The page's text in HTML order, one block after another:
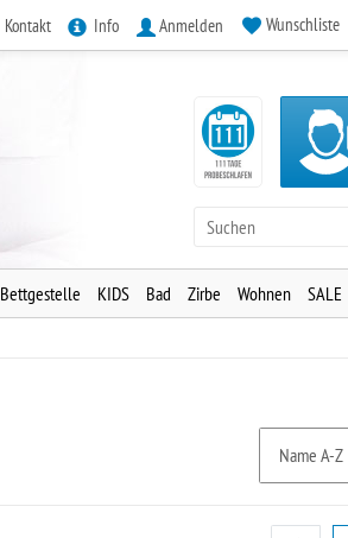
Kontakt Info Anmelden Wunschliste
Bettgestelle KIDS Bad Zirbe Wohnen SALE